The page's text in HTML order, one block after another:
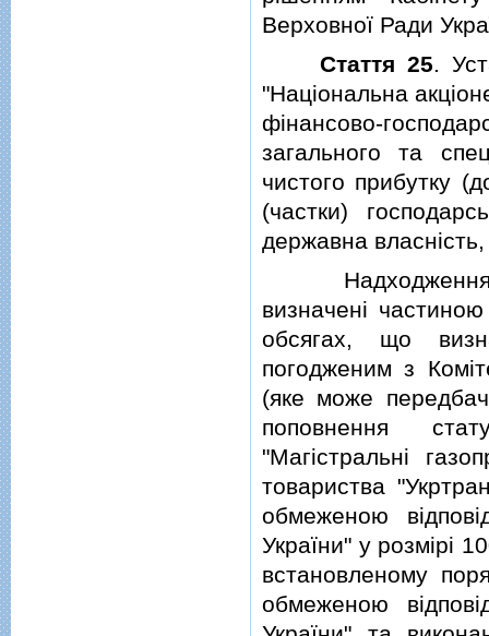
Верховної Ради
Стаття 25.
"Нацiональна
фiнансово-
загального та
чистого прибутку
(частки)
державна
Надходження
визначенi
обсягах, що
погодженим з
(яке може
поповнення
"Магiстральнi
товариства
обмеженою
України" у розмiрi
встановленому
обмеженою